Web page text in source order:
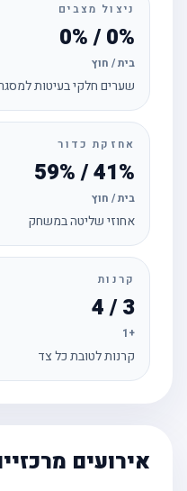
ניצול מצבים
0% / 0%
בית / חוץ
שערים חלקי בעיטות למסגרת
אחזקת כדור
41% / 59%
בית / חוץ
אחוזי שליטה במשחק
קרנות
3 / 4
קרנות לטובת כל צד
אירועים מרכזיים